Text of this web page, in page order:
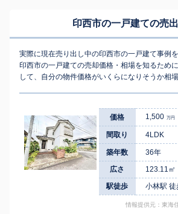
印西市の一戸建ての売
実際に現在売り出し中の印西市の一戸建て事例を
印西市の一戸建ての売却価格・相場を知るため
して、自分の物件価格がいくらになりそうか相
価格 1,500 万円
間取り 4LDK
築年数
36年
広さ
123.11㎡
駅徒歩
小林駅 徒
情報提供元：東海